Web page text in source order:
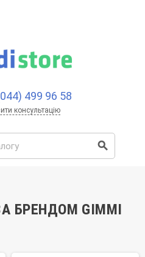
499 96 58
консультацію
search
БРЕНДОМ GIMMI